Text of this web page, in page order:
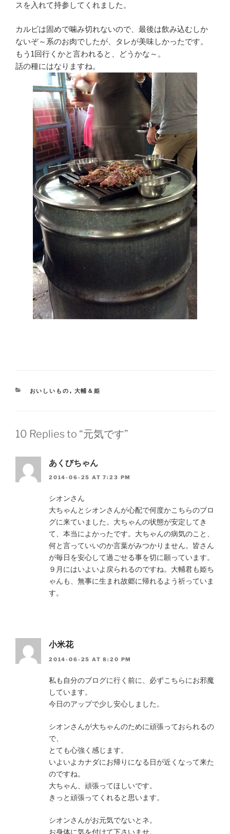
スを入れて持参してくれました。
カルビは固めで噛み切れないので、最後は飲み込むしか
ないぞ～系のお肉でしたが、タレが美味しかったです。
もう1回行くかと言われると、どうかな～。
話の種にはなりますね。
CATEGORIES
おいしいもの , 大輔＆姫
10 Replies to “元気です”
あくびちゃん
2014-06-25 AT 7:23 PM
シオンさん
大ちゃんとシオンさんが心配で何度かこちらのブロ
グに来ていました。大ちゃんの状態が安定してき
て、本当によかったです。大ちゃんの病気のこと、
何と言っていいのか言葉がみつかりません。皆さん
が毎日を安心して過ごせる事を切に願っています。
９月にはいよいよ戻られるのですね。大輔君も姫ち
ゃんも、無事に生まれ故郷に帰れるよう祈っていま
す。
小米花
2014-06-25 AT 8:20 PM
私も自分のブログに行く前に、必ずこちらにお邪魔
しています。
今日のアップで少し安心しました。
シオンさんが大ちゃんのために頑張っておられるの
で、
とても心強く感じます。
いよいよカナダにお帰りになる日が近くなって来た
のですね。
大ちゃん、頑張ってほしいです。
きっと頑張ってくれると思います。
シオンさんがお元気でないとネ。
お身体に気を付けて下さいませ。